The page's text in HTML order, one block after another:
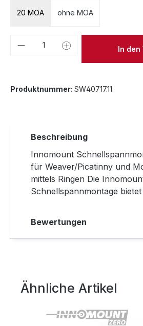
20 MOA ohne MOA
Produkt Anzahl: GibIn den
Produktnummer: SW40717.11
Beschreibung
Innomount
für Weaver/Picatinny und
mittels Ringen Die
Schnellspannmontage
Bewertungen
Produktgalerie überspringen
Ähnliche Artikel